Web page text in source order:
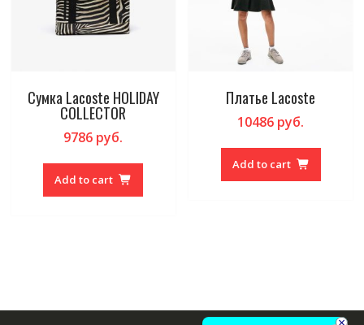
Сумка Lacoste HOLIDAY
COLLECTOR
9786 руб.
Add to cart
Платье Lacoste
10486 руб.
Add to cart